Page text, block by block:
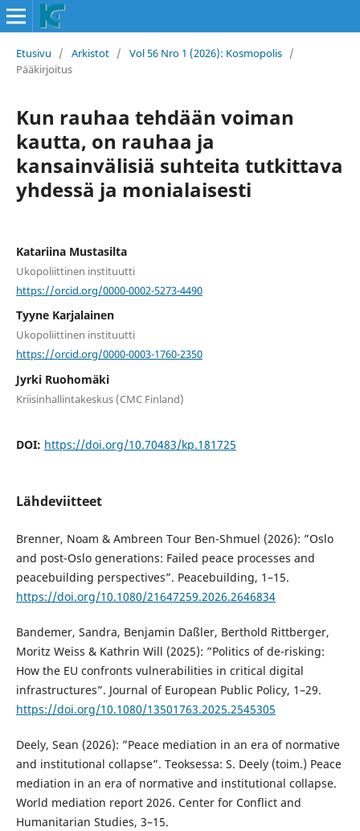
Etusivu / Arkistot / Vol 56 Nro 1 (2026): Kosmopolis /
Pääkirjoitus
Kun rauhaa tehdään voiman
kautta, on rauhaa ja
kansainvälisiä suhteita tutkittava
yhdessä ja monialaisesti
Katariina Mustasilta
Ukopoliittinen instituutti
https://orcid.org/0000-0002-5273-4490
Tyyne Karjalainen
Ukopoliittinen instituutti
https://orcid.org/0000-0003-1760-2350
Jyrki Ruohomäki
Kriisinhallintakeskus (CMC Finland)
DOI: https://doi.org/10.70483/kp.181725
Lähdeviitteet
Brenner, Noam & Ambreen Tour Ben-Shmuel (2026): ”Oslo
and post-Oslo generations: Failed peace processes and
peacebuilding perspectives”. Peacebuilding, 1–15.
https://doi.org/10.1080/21647259.2026.2646834
Bandemer, Sandra, Benjamin Daßler, Berthold Rittberger,
Moritz Weiss & Kathrin Will (2025): ”Politics of de-risking:
How the EU confronts vulnerabilities in critical digital
infrastructures”. Journal of European Public Policy, 1–29.
https://doi.org/10.1080/13501763.2025.2545305
Deely, Sean (2026): ”Peace mediation in an era of normative
and institutional collapse”. Teoksessa: S. Deely (toim.) Peace
mediation in an era of normative and institutional collapse.
World mediation report 2026. Center for Conflict and
Humanitarian Studies, 3–15.